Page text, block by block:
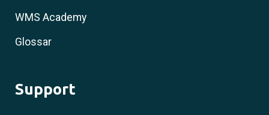
WMS Academy
Glossar
Support